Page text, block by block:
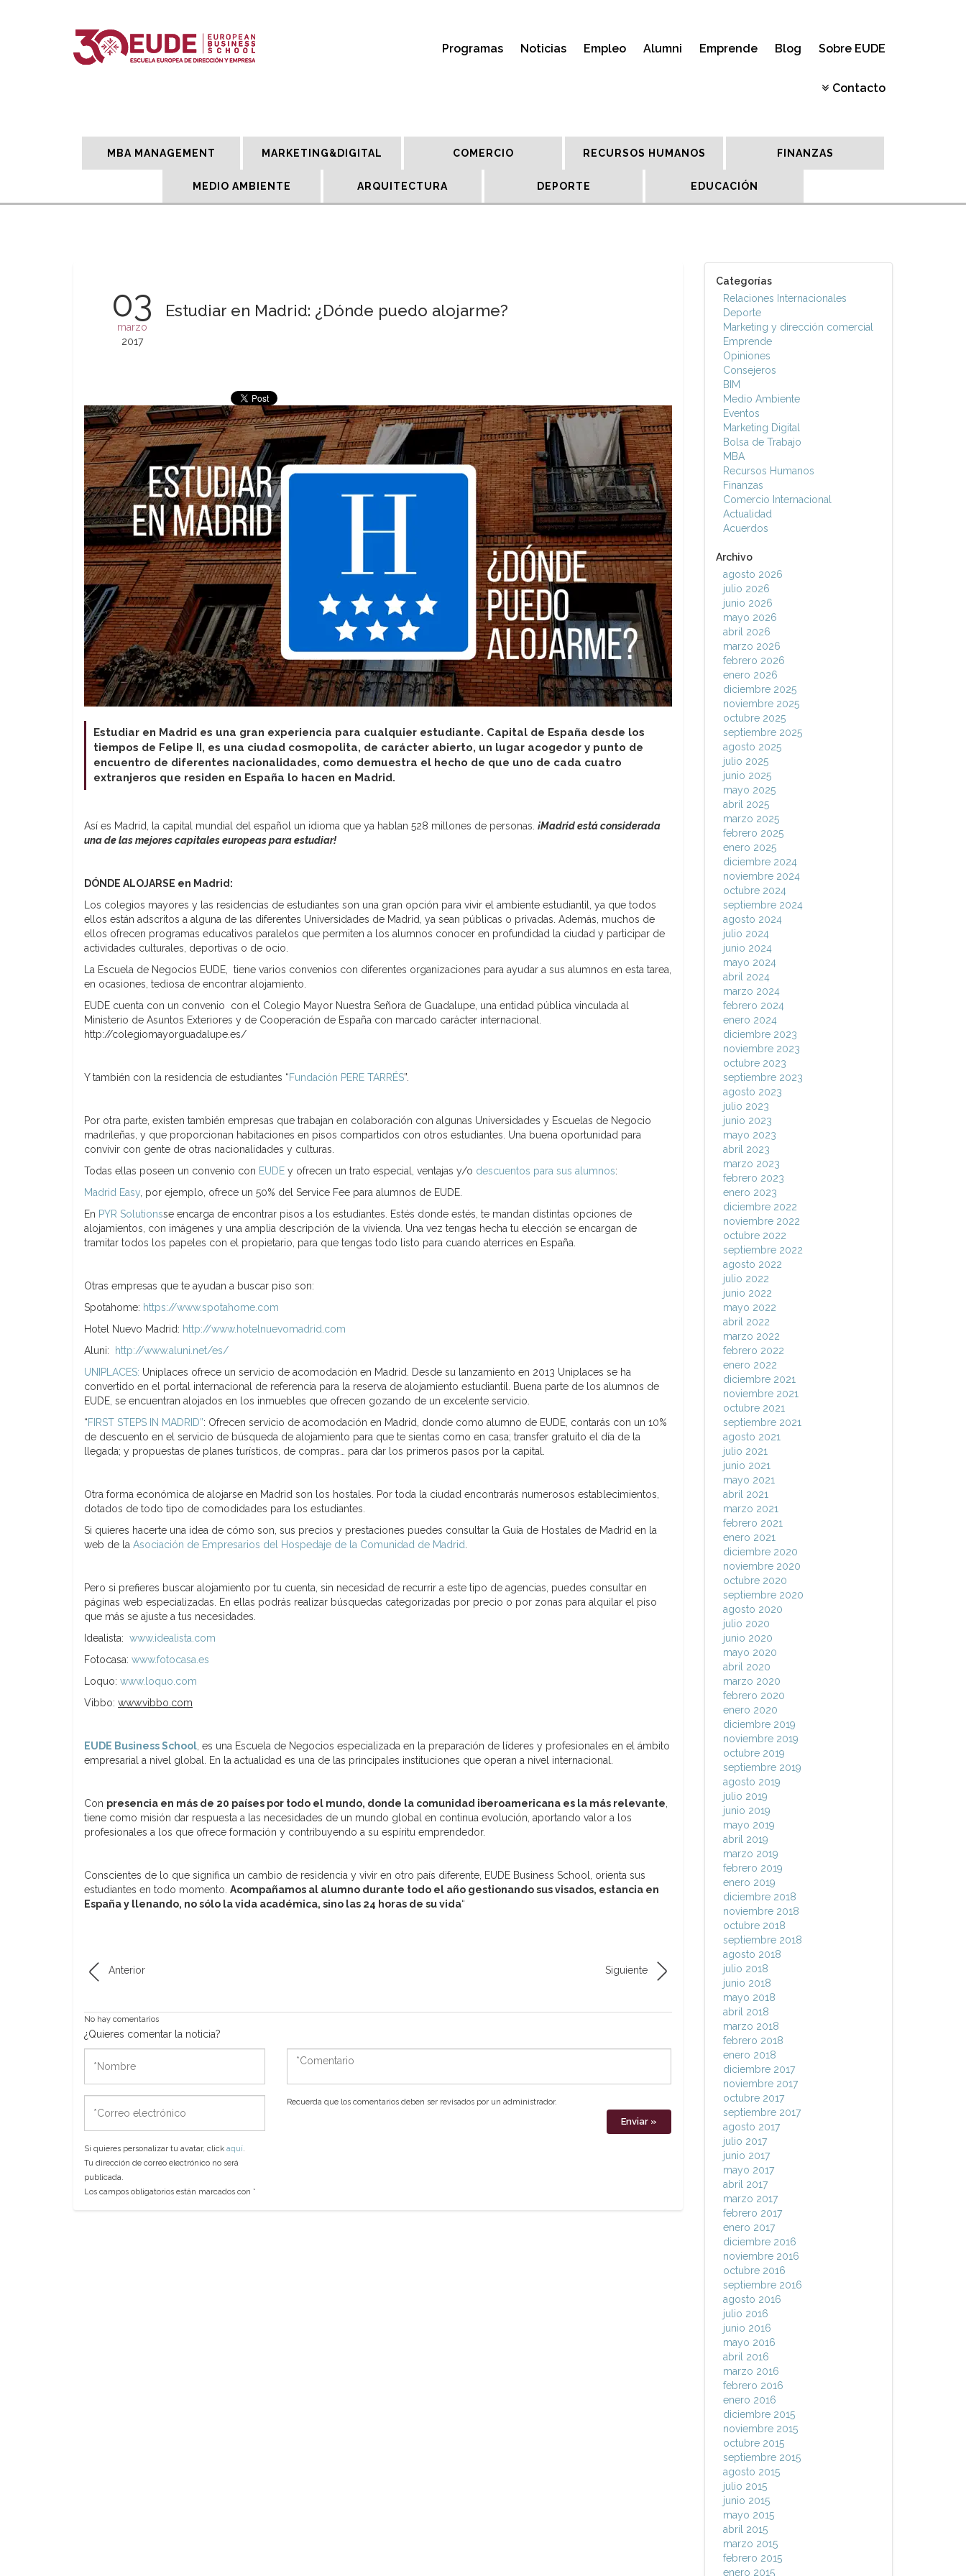
Programas Noticias Empleo Alumni Emprende Blog Sobre EUDE
Contacto
MBA MANAGEMENT MARKETING&DIGITAL COMERCIO RECURSOS HUMANOS FINANZAS
MEDIO AMBIENTE ARQUITECTURA DEPORTE EDUCACIÓN
03
marzo
2017
Estudiar en Madrid: ¿Dónde puedo alojarme?
Estudiar en Madrid es una gran experiencia para cualquier estudiante. Capital de España desde los
tiempos de Felipe II, es una ciudad cosmopolita, de carácter abierto, un lugar acogedor y punto de
encuentro de diferentes nacionalidades, como demuestra el hecho de que uno de cada cuatro
extranjeros que residen en España lo hacen en Madrid.
Así es Madrid, la capital mundial del español un idioma que ya hablan 528 millones de personas. ¡Madrid está considerada
una de las mejores capitales europeas para estudiar!
DÓNDE ALOJARSE en Madrid:
Los colegios mayores y las residencias de estudiantes son una gran opción para vivir el ambiente estudiantil, ya que todos
ellos están adscritos a alguna de las diferentes Universidades de Madrid, ya sean públicas o privadas. Además, muchos de
ellos ofrecen programas educativos paralelos que permiten a los alumnos conocer en profundidad la ciudad y participar de
actividades culturales, deportivas o de ocio.
La Escuela de Negocios EUDE, tiene varios convenios con diferentes organizaciones para ayudar a sus alumnos en esta tarea,
en ocasiones, tediosa de encontrar alojamiento.
EUDE cuenta con un convenio con el Colegio Mayor Nuestra Señora de Guadalupe, una entidad pública vinculada al
Ministerio de Asuntos Exteriores y de Cooperación de España con marcado carácter internacional.
http://colegiomayorguadalupe.es/
Y también con la residencia de estudiantes “Fundación PERE TARRÉS”.
Por otra parte, existen también empresas que trabajan en colaboración con algunas Universidades y Escuelas de Negocio
madrileñas, y que proporcionan habitaciones en pisos compartidos con otros estudiantes. Una buena oportunidad para
convivir con gente de otras nacionalidades y culturas.
Todas ellas poseen un convenio con EUDE y ofrecen un trato especial, ventajas y/o descuentos para sus alumnos:
Madrid Easy , por ejemplo, ofrece un 50% del Service Fee para alumnos de EUDE.
En PYR Solutionsse encarga de encontrar pisos a los estudiantes. Estés donde estés, te mandan distintas opciones de
alojamientos, con imágenes y una amplia descripción de la vivienda. Una vez tengas hecha tu elección se encargan de
tramitar todos los papeles con el propietario, para que tengas todo listo para cuando aterrices en España.
Otras empresas que te ayudan a buscar piso son:
Spotahome: https://www.spotahome.com
Hotel Nuevo Madrid: http://www.hotelnuevomadrid.com
Aluni:
http://www.aluni.net/es/
UNIPLACES: Uniplaces ofrece un servicio de acomodación en Madrid. Desde su lanzamiento en 2013 Uniplaces se ha
convertido en el portal internacional de referencia para la reserva de alojamiento estudiantil. Buena parte de los alumnos de
EUDE, se encuentran alojados en los inmuebles que ofrecen gozando de un excelente servicio.
“FIRST STEPS IN MADRID”: Ofrecen servicio de acomodación en Madrid, donde como alumno de EUDE, contarás con un 10%
de descuento en el servicio de búsqueda de alojamiento para que te sientas como en casa; transfer gratuito el día de la
llegada; y propuestas de planes turísticos, de compras… para dar los primeros pasos por la capital.
Otra forma económica de alojarse en Madrid son los hostales. Por toda la ciudad encontrarás numerosos establecimientos,
dotados de todo tipo de comodidades para los estudiantes.
Si quieres hacerte una idea de cómo son, sus precios y prestaciones puedes consultar la Guía de Hostales de Madrid en la
web de la Asociación de Empresarios del Hospedaje de la Comunidad de Madrid
Pero si prefieres buscar alojamiento por tu cuenta, sin necesidad de recurrir a este tipo de agencias, puedes consultar en
páginas web especializadas. En ellas podrás realizar búsquedas categorizadas por precio o por zonas para alquilar el piso
que más se ajuste a tus necesidades.
Idealista: www.idealista.com
Fotocasa: www.fotocasa.es
Loquo: www.loquo.com
Vibbo: www.vibbo.com
EUDE Business School , es una Escuela de Negocios especializada en la preparación de líderes y profesionales en el ámbito
empresarial a nivel global. En la actualidad es una de las principales instituciones que operan a nivel internacional.
Con presencia en más de 20 países por todo el mundo, donde la comunidad iberoamericana es la más relevante
tiene como misión dar respuesta a las necesidades de un mundo global en continua evolución, aportando valor a los
profesionales a los que ofrece formación y contribuyendo a su espíritu emprendedor.
Conscientes de lo que significa un cambio de residencia y vivir en otro país diferente, EUDE Business School, orienta sus
estudiantes en todo momento. Acompañamos al alumno durante todo el año gestionando sus visados, estancia en
España y llenando, no sólo la vida académica, sino las 24 horas de su vida“
Anterior Siguiente
No hay comentarios
¿Quieres comentar la noticia?
electrónico
Si quieres personalizar tu avatar, click aquí.
Tu dirección de correo electrónico no será
publicada.
Los campos obligatorios están marcados con *
*Comentario
Recuerda que los comentarios deben ser revisados por un administrador.
Categorías
Relaciones Internacionales
Deporte
Marketing y dirección comercial
Emprende
Opiniones
Consejeros
BIM
Medio Ambiente
Eventos
Marketing Digital
Bolsa de Trabajo
MBA
Recursos Humanos
Finanzas
Comercio Internacional
Actualidad
Acuerdos
Archivo
agosto 2026
julio 2026
junio 2026
mayo 2026
abril 2026
marzo 2026
febrero 2026
enero 2026
diciembre 2025
noviembre 2025
octubre 2025
septiembre 2025
agosto 2025
julio 2025
junio 2025
mayo 2025
abril 2025
marzo 2025
febrero 2025
enero 2025
diciembre 2024
noviembre 2024
octubre 2024
septiembre 2024
agosto 2024
julio 2024
junio 2024
mayo 2024
abril 2024
marzo 2024
febrero 2024
enero 2024
diciembre 2023
noviembre 2023
octubre 2023
septiembre 2023
agosto 2023
julio 2023
junio 2023
mayo 2023
abril 2023
marzo 2023
febrero 2023
enero 2023
diciembre 2022
noviembre 2022
octubre 2022
septiembre 2022
agosto 2022
julio 2022
junio 2022
mayo 2022
abril 2022
marzo 2022
febrero 2022
enero 2022
diciembre 2021
noviembre 2021
octubre 2021
septiembre 2021
agosto 2021
julio 2021
junio 2021
mayo 2021
abril 2021
marzo 2021
febrero 2021
enero 2021
diciembre 2020
noviembre 2020
octubre 2020
septiembre 2020
agosto 2020
julio 2020
junio 2020
mayo 2020
abril 2020
marzo 2020
febrero 2020
enero 2020
diciembre 2019
noviembre 2019
octubre 2019
septiembre 2019
agosto 2019
julio 2019
junio 2019
mayo 2019
abril 2019
marzo 2019
febrero 2019
enero 2019
diciembre 2018
noviembre 2018
octubre 2018
septiembre 2018
agosto 2018
julio 2018
junio 2018
mayo 2018
abril 2018
marzo 2018
febrero 2018
enero 2018
diciembre 2017
noviembre 2017
octubre 2017
septiembre 2017
agosto 2017
julio 2017
junio 2017
mayo 2017
abril 2017
marzo 2017
febrero 2017
enero 2017
diciembre 2016
noviembre 2016
octubre 2016
septiembre 2016
agosto 2016
julio 2016
junio 2016
mayo 2016
abril 2016
marzo 2016
febrero 2016
enero 2016
diciembre 2015
noviembre 2015
octubre 2015
septiembre 2015
agosto 2015
julio 2015
junio 2015
mayo 2015
abril 2015
marzo 2015
febrero 2015
enero 2015